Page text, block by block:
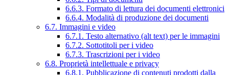
6.6.3. Formato di lettura dei documenti elettronici
6.6.4. Modalità di produzione dei documenti
6.7. Immagini e video
6.7.1. Testo alternativo (alt text) per le immagini
6.7.2. Sottotitoli per i video
6.7.3. Trascrizioni per i video
6.8. Proprietà intellettuale e privacy
6.8.1. Pubblicazione di contenuti prodotti dalla